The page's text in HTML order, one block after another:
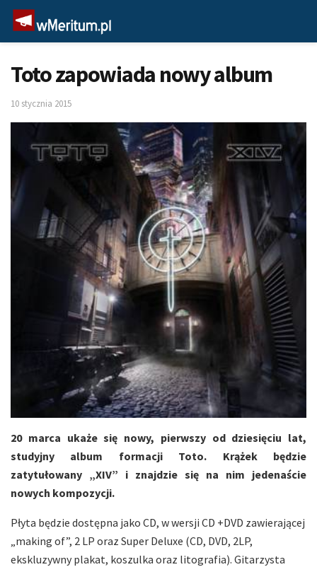
Toto zapowiada nowy album
10 stycznia 2015
20 marca ukaże się nowy, pierwszy od dziesięciu lat,
studyjny album formacji Toto. Krążek będzie
zatytułowany „XIV” i znajdzie się na nim jedenaście
nowych kompozycji.
Płyta będzie dostępna jako CD, w wersji CD +DVD zawierającej
„making of”, 2 LP oraz Super Deluxe (CD, DVD, 2LP,
ekskluzywny plakat, koszulka oraz litografia). Gitarzysta